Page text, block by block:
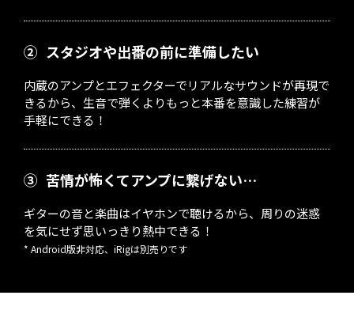
② スタジオや出番の前に準備したい
内蔵のアンプとエフェクターでリアルなサウンドが再現で
きるから、生音で弾くよりもっと本番を意識した練習が
手軽にできる！
③ 苦情が怖くてアンプに繋げない…
ギターの音と楽曲はイヤホンで聴けるから、周りの迷惑
を気にせず思いっきり熱中できる！
* Android版非対応、iRigは別売りです